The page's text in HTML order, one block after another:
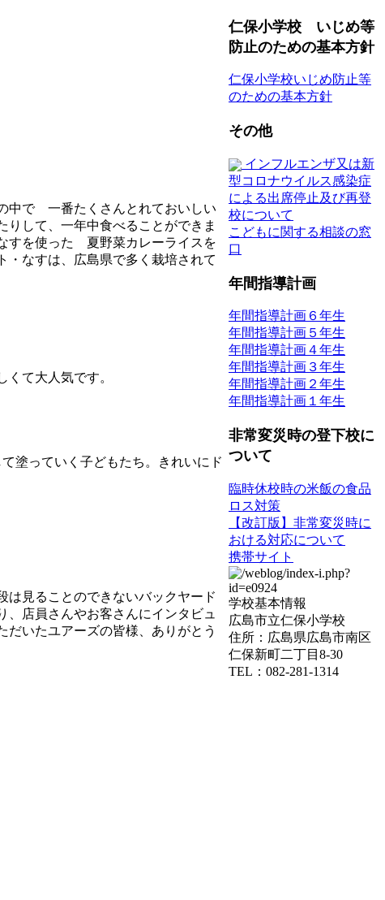
中で 一番たくさんとれておいしい
して、一年中食べることができま
すを使った 夏野菜カレーライスを
・なすは、広島県で多く栽培されて
て大人気です。
塗っていく子どもたち。きれいにド
見ることのできないバックヤード
店員さんやお客さんにインタビュ
いたユアーズの皆様、ありがとう
仁保小学校 いじめ等
防止のための基本方針
仁保小学校いじめ防止等
のための基本方針
その他
インフルエンザ又は新
型コロナウイルス感染症
による出席停止及び再登
校について
こどもに関する相談の窓
口
年間指導計画
年間指導計画６年生
年間指導計画５年生
年間指導計画４年生
年間指導計画３年生
年間指導計画２年生
年間指導計画１年生
非常変災時の登下校に
ついて
臨時休校時の米飯の食品
ロス対策
【改訂版】非常変災時に
おける対応について
携帯サイト
学校基本情報
広島市立仁保小学校
住所：広島県広島市南区
仁保新町二丁目8-30
TEL：082-281-1314